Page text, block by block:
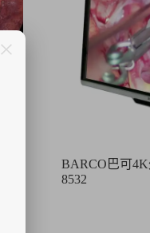
BARCO巴可
8532